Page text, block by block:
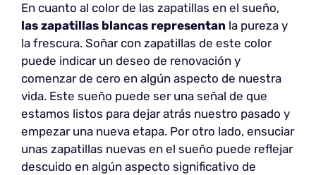
En cuanto al color de las zapatillas en el sueño,
las zapatillas blancas representan la pureza y
la frescura. Soñar con zapatillas de este color
puede indicar un deseo de renovación y
comenzar de cero en algún aspecto de nuestra
vida. Este sueño puede ser una señal de que
estamos listos para dejar atrás nuestro pasado y
empezar una nueva etapa. Por otro lado, ensuciar
unas zapatillas nuevas en el sueño puede reflejar
descuido en algún aspecto significativo de